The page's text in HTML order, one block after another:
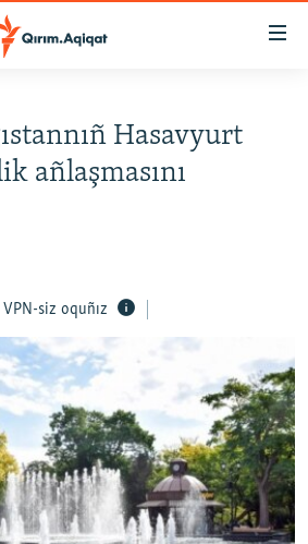
Hasavyurt
añlaşmasını
VPN-siz oquñız